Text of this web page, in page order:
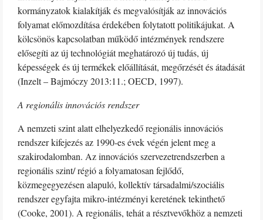
kormányzatok kialakítják és megvalósítják az innovációs
folyamat előmozdítása érdekében folytatott politikájukat. A
kölcsönös kapcsolatban működő intézmények rendszere
elősegíti az új technológiát meghatározó új tudás, új
képességek és új termékek előállítását, megőrzését és átadását
(Inzelt – Bajmóczy 2013:11.; OECD, 1997).
A regionális innovációs rendszer
A nemzeti szint alatt elhelyezkedő regionális innovációs
rendszer kifejezés az 1990-es évek végén jelent meg a
szakirodalomban. Az innovációs szervezetrendszerben a
regionális szint/ régió a folyamatosan fejlődő,
közmegegyezésen alapuló, kollektív társadalmi/szociális
rendszer egyfajta mikro-intézményi keretének tekinthető
(Cooke, 2001). A regionális, tehát a résztvevőkhöz a nemzeti